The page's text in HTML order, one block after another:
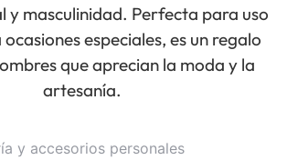
y masculinidad. Perfecta para uso
especiales, es un regalo
que aprecian la moda y la
artesanía.
y accesorios personales